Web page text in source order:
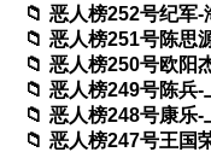
恶人榜252号纪军-
恶人榜251号陈思
恶人榜250号欧阳
恶人榜249号陈兵-
恶人榜248号康乐-
恶人榜247号王国